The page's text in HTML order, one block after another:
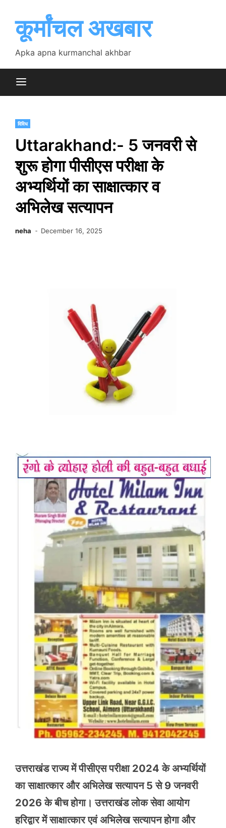
contentकूर्मांचल अखबार
Apka apna kurmanchal akhbar
विविध
Uttarakhand:- 5 जनवरी से
शुरू होगा पीसीएस परीक्षा के
अभ्यर्थियों का साक्षात्कार व
अभिलेख सत्यापन
neha December 16, 2025
उत्तराखंड राज्य में पीसीएस परीक्षा 2024 के अभ्यर्थियों
का साक्षात्कार और अभिलेख सत्यापन 5 से 9 जनवरी
2026 के बीच होगा। उत्तराखंड लोक सेवा आयोग
हरिद्वार में साक्षात्कार एवं अभिलेख सत्यापन होगा और